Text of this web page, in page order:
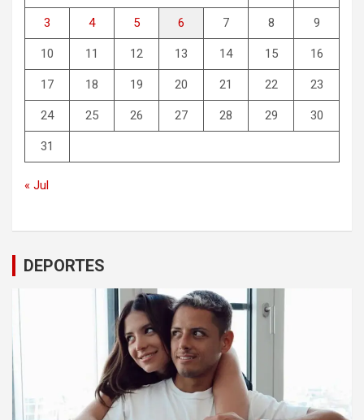
3 4 5 6 7 8 9
10 11 12 13 14 15 16
17 18 19 20 21 22 23
24 25 26 27 28 29 30
31
« Jul
DEPORTES